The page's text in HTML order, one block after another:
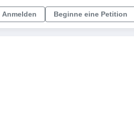
Anmelden Beginne eine Petition